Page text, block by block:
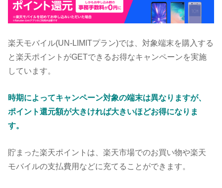
楽天モバイル(UN-LIMITプラン)では、対象端末を購入する
と楽天ポイントがGETできるお得なキャンペーンを実施
しています。
時期によってキャンペーン対象の端末は異なりますが、
ポイント還元額が大きければ大きいほどお得になりま
す。
貯まった楽天ポイントは、楽天市場でのお買い物や楽天
モバイルの支払費用などに充てることができます。